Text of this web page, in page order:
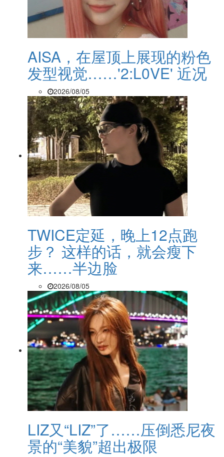
AISA，在屋顶上展现的粉色
发型视觉……'2:L0VE' 近况
2026/08/05
TWICE定延，晚上12点跑
步？ 这样的话，就会瘦下
来……半边脸
2026/08/05
LIZ又“LIZ”了……压倒悉尼夜
景的“美貌”超出极限